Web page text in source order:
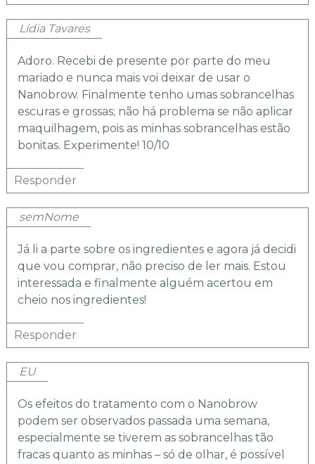
Lídia Tavares
Adoro. Recebi de presente por parte do meu
mariado e nunca mais voi deixar de usar o
Nanobrow. Finalmente tenho umas sobrancelhas
escuras e grossas; não há problema se não aplicar
maquilhagem, pois as minhas sobrancelhas estão
bonitas. Experimente! 10/10
Responder
semNome
Já li a parte sobre os ingredientes e agora já decidi
que vou comprar, não preciso de ler mais. Estou
interessada e finalmente alguém acertou em
cheio nos ingredientes!
Responder
EU
Os efeitos do tratamento com o Nanobrow
podem ser observados passada uma semana,
especialmente se tiverem as sobrancelhas tão
fracas quanto as minhas – só de olhar, é possível